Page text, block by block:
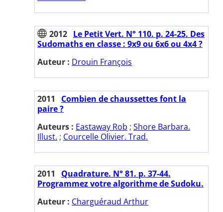
2012 Le Petit Vert. N° 110. p. 24-25. Des
Sudomaths en classe : 9x9 ou 6x6 ou 4x4 ?
Auteur : Drouin François
2011
Combien de chaussettes font la
paire ?
Auteurs : Eastaway Rob ; Shore Barbara.
Illust. ; Courcelle Olivier. Trad.
2011
Quadrature. N° 81. p. 37-44.
Programmez votre algorithme de Sudoku.
Auteur : Charguéraud Arthur